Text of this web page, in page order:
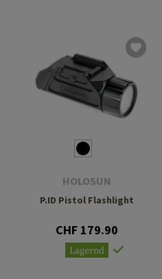
HOLOSUN
P.ID Pistol Flashlight
CHF 179.90
Lagernd